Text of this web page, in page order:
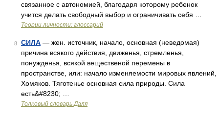
связанное с автономией, благодаря которому ребенок
учится делать свободный выбор и ограничивать себя …
Теории личности: глоссарий
8 СИЛА — жен. источник, начало, основная (неведомая)
причина всякого действия, движенья, стремленья,
понужденья, всякой вещественой перемены в
пространстве, или: начало изменяемости мировых явлений,
Хомяков. Тяготенье основная сила природы. Сила
есть&#8230; …
Толковый словарь Даля